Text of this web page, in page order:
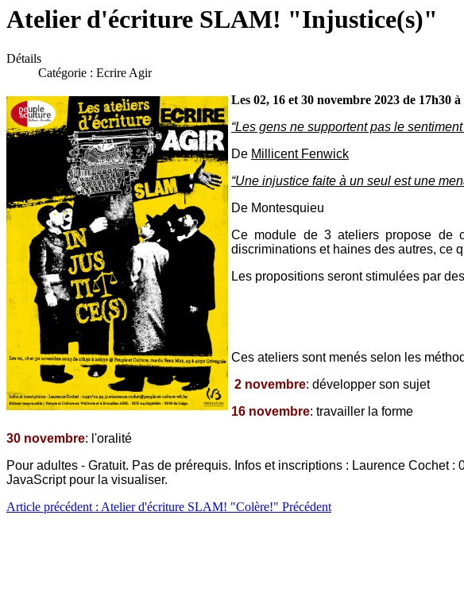
Atelier d'écriture SLAM! "Injustice(s)"
Détails
Catégorie : Ecrire Agir
Les 02, 16 et 30 novembre 2023 de 17h30
“Les gens ne supportent pas le
De Millicent Fenwick
“Une injustice faite à un seul est une
De Montesquieu
Ce module de 3 ateliers propose de
discriminations et haines des autres, ce
Les propositions seront stimulées par
Ces ateliers sont menés selon les
2 novembre: développer son sujet
16 novembre: travailler la forme
30 novembre: l'oralité
Pour adultes - Gratuit. Pas de prérequis. Infos et inscriptions : Laurence Cochet :
JavaScript pour la visualiser.
Article précédent : Atelier d'écriture SLAM! "Colère!" Précédent